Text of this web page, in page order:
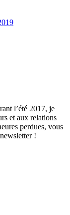
l’été 2017, je
et aux relations
perdues, vous
!